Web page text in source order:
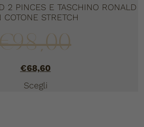
2 PINCES E TASCHINO RONALD
COTONE STRETCH
€98,00
€68,60
Scegli